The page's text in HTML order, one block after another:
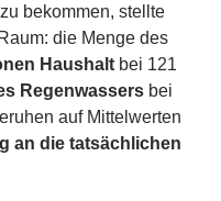
bekommen, stellte
die Menge des
Haushalt bei 121
Regenwassers bei
auf Mittelwerten
an die tatsächlichen